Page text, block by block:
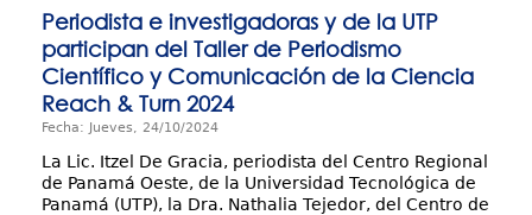
Laboratorios
Servicios
Contáctenos
Periodista e investigadoras y de la UTP
participan del Taller de Periodismo
Científico y Comunicación de la Ciencia
Reach & Turn 2024
Fecha: Jueves, 24/10/2024
La Lic. Itzel De Gracia, periodista del Centro Regional
de Panamá Oeste, de la Universidad Tecnológica de
Panamá (UTP), la Dra. Nathalia Tejedor, del Centro de